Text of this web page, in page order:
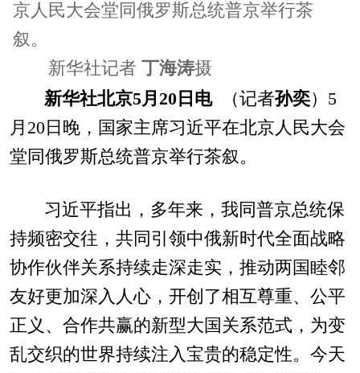
京人民大会堂同俄罗斯总统普京举行茶
叙。
新华社记者
丁海涛摄
新华社北京5月20日电（记者孙奕）5
月20日晚，国家主席习近平在北京人民大会
堂同俄罗斯总统普京举行茶叙。
习近平指出，多年来，我同普京总统保
持频密交往，共同引领中俄新时代全面战略
协作伙伴关系持续走深走实，推动两国睦邻
友好更加深入人心，开创了相互尊重、公平
正义、合作共赢的新型大国关系范式，为变
乱交织的世界持续注入宝贵的稳定性。今天